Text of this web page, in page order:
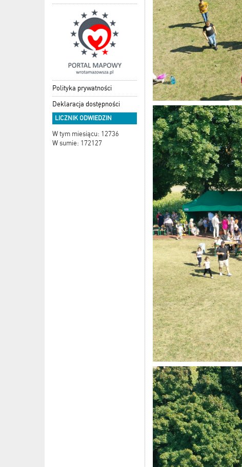
Polityka prywatności
Deklaracja dostępności
LICZNIK ODWIEDZIN
W tym miesiącu: 12736
W sumie: 172127